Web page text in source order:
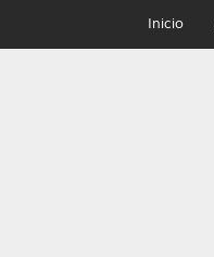
Inicio